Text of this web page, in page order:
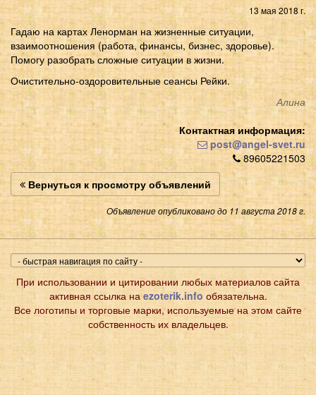
13 мая 2018 г.
Гадаю на картах Ленорман на жизненные ситуации,
взаимоотношения (работа, финансы, бизнес, здоровье).
Помогу разобрать сложные ситуации в жизни.
Очистительно-оздоровительные сеансы Рейки.
Алина
Контактная информация:
post@angel-svet.ru
89605221503
Вернуться к просмотру объявлений
Объявление опубликовано до 11 августа 2018 г.
При использовании и цитировании любых материалов сайта
активная ссылка наezoterik.info обязательна.
Все логотипы и торговые марки, используемые на этом сайте
собственность их владельцев.